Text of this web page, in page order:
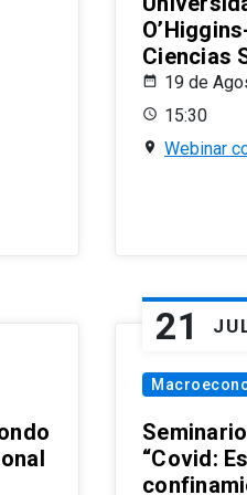
Ciencias
19 de
15:30
Webinar
21
“Covid: